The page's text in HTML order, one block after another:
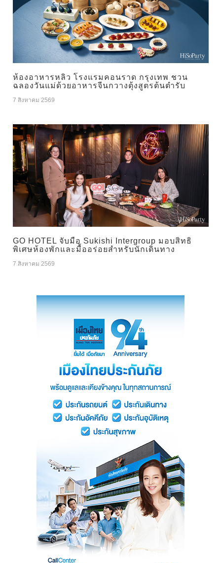
ห้องอาหารหลิว โรงแรมคอนราด กรุงเทพ ชวน
ฉลองวันแม่ด้วยอาหารจีนกวางตุ้งสูตรต้นตำรับ
7 สิงหาคม 2569
GO HOTEL จับมือ Sukishi Intergroup มอบสิทธิ
พิเศษห้องพักและมื้ออร่อยสำหรับนักเดินทาง
7 สิงหาคม 2569